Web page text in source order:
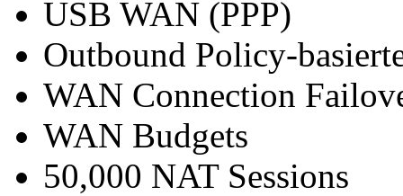
USB WAN (PPP)
Outbound Policy-
WAN Connection
WAN Budgets
50,000 NAT Sessions